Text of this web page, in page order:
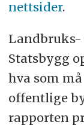
nettsider.
Landbruks-
Statsbygg
hva som
offentlige
rapporten